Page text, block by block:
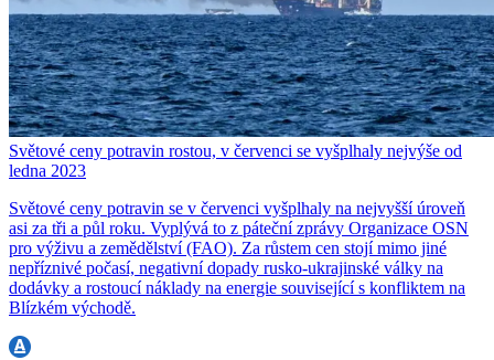
Světové ceny potravin rostou, v červenci se vyšplhaly nejvýše od
ledna 2023
Světové ceny potravin se v červenci vyšplhaly na nejvyšší úroveň
asi za tři a půl roku. Vyplývá to z páteční zprávy Organizace OSN
pro výživu a zemědělství (FAO). Za růstem cen stojí mimo jiné
nepříznivé počasí, negativní dopady rusko-ukrajinské války na
dodávky a rostoucí náklady na energie související s konfliktem na
Blízkém východě.